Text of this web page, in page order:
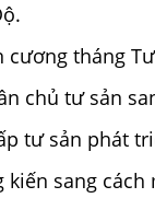
tháng
chủ tư sản
tư sản phát
sang